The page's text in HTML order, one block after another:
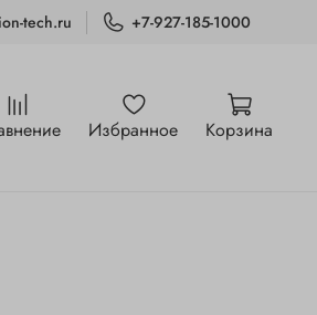
tech.ru +7-927-185-1000
Избранное Корзина